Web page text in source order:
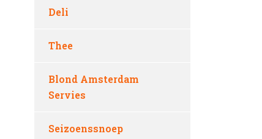
Deli
Thee
Blond Amsterdam
Servies
Seizoenssnoep